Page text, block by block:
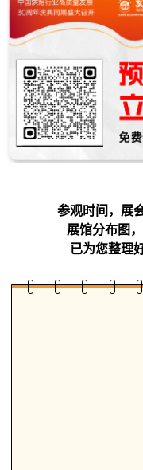
参观时间，展
展馆分布图
已为您整理